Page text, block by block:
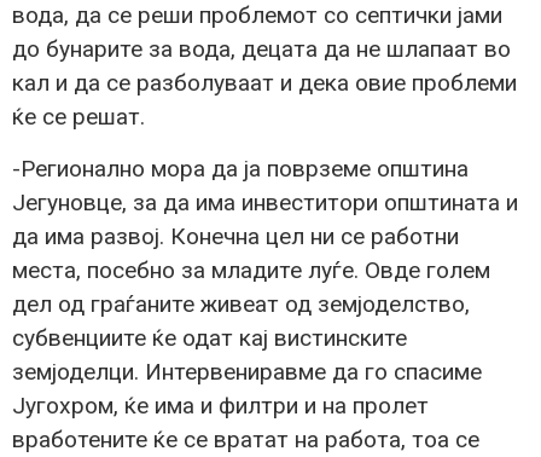
вода, да се реши проблемот со септички јами
до бунарите за вода, децата да не шлапаат во
кал и да се разболуваат и дека овие проблеми
ќе се решат.
-Регионално мора да ја поврземе општина
Јегуновце, за да има инвеститори општината и
да има развој. Конечна цел ни се работни
места, посебно за младите луѓе. Овде голем
дел од граѓаните живеат од земјоделство,
субвенциите ќе одат кај вистинските
земјоделци. Интервениравме да го спасиме
Југохром, ќе има и филтри и на пролет
вработените ќе се вратат на работа, тоа се